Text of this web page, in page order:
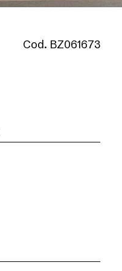
Cod. BZ061673